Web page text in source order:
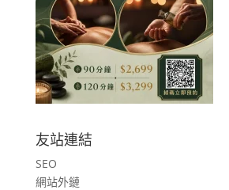
友站連結
SEO
網站外鏈